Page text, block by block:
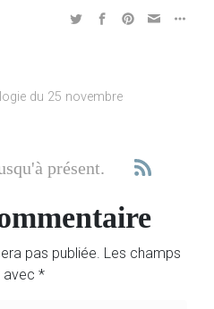
du 25 novembre
présent.
pas publiée. Les champs
avec *